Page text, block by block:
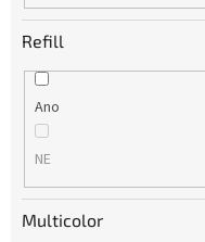
Refill
Ano
NE
Multicolor